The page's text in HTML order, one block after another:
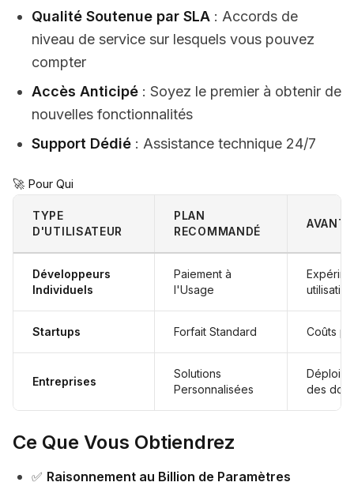
Qualité Soutenue par SLA : Accords de
niveau de service sur lesquels vous pouvez
compter
Accès Anticipé : Soyez le premier à obtenir de
nouvelles fonctionnalités
Support Dédié : Assistance technique 24/7
🚀 Pour Qui
TYPE
D'UTILISATEUR
PLAN
RECOMMANDÉ
Développeurs
Individuels
Paiement à
l'Usage
Startups Forfait Standard Coûts
Entreprises
Solutions
Personnalisées
des
Ce Que Vous Obtiendrez
✅ Raisonnement au Billion de Paramètres